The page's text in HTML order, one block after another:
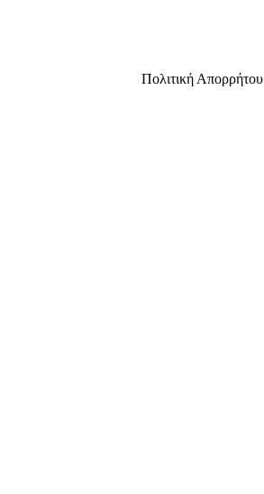
Πολιτική Απορρήτου